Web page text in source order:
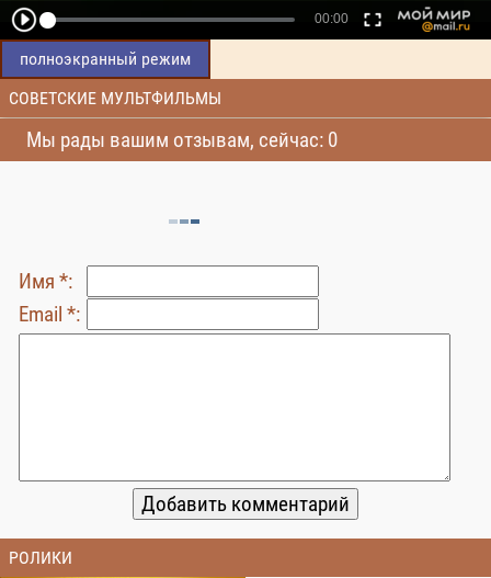
полноэкранный режим
СОВЕТСКИЕ МУЛЬТФИЛЬМЫ
Мы рады вашим отзывам, сейчас: 0
Имя *:
Email *:
РОЛИКИ